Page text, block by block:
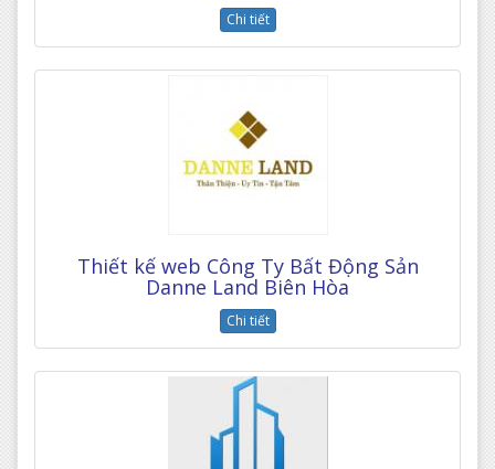
Chi tiết
Thiết kế web Công Ty Bất Động Sản
Danne Land Biên Hòa
Chi tiết